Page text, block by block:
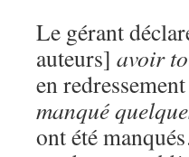
Le gérant
auteurs] avoir
en
manqué
ont été